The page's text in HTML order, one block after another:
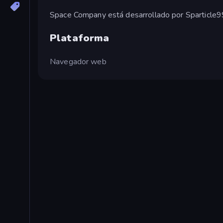
Space Company está desarrollado por
Plataforma
Navegador web